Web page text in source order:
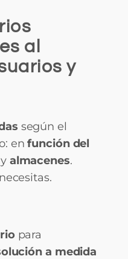
al
y
según el
en función del
y almacenes.
para
a medida